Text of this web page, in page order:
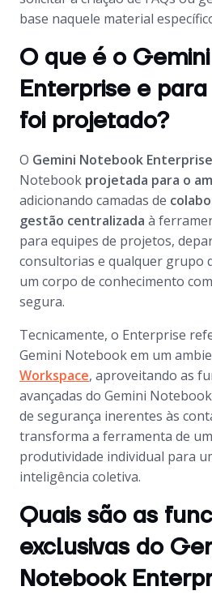
base naquele material
O que é o
Enterprise e
foi projetado?
O Gemini Notebook Enterprise
Notebook projetada para o
adicionando camadas de
gestão centralizada à
para equipes de projetos,
consultorias e qualquer grupo
um corpo de conhecimento
segura.
Tecnicamente, o Enterprise
Gemini Notebook em um
Workspace, aproveitando as
avançadas do Gemini
de segurança inerentes às
transforma a ferramenta de
produtividade individual para
inteligência coletiva.
Quais são as
exclusivas do
Notebook